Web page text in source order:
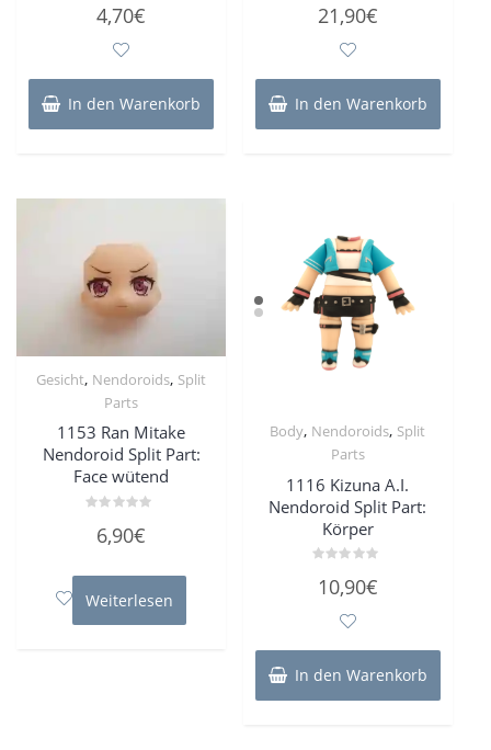
mit4,70€
In den Warenkorb
mit
21,90€
In den Warenkorb
Gesicht, Nendoroids, Split
Parts
1153 Ran Mitake
Nendoroid Split Part:
Face wütend
mit
5
6,90€
Weiterlesen
Body, Nendoroids, Split
Parts
1116 Kizuna A.I.
Nendoroid Split Part:
Körper
mit
10,90€
In den Warenkorb